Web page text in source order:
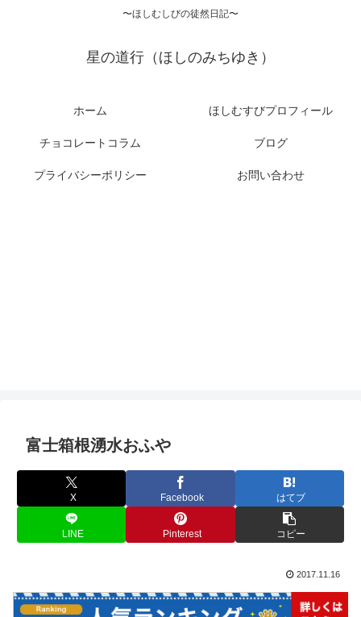
〜ほしむしびの徒然日記〜
星の道行（ほしのみちゆき）
ホーム ほしむすびプロフィール
チョコレートコラム ブログ
プライバシーポリシー お問い合わせ
富士箱根湧水おふや
X Facebook はてブ
LINE Pinterest コピー
2017.11.16